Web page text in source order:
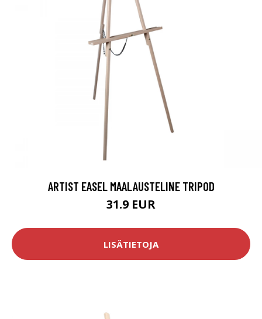
ARTIST EASEL MAALAUSTELINE TRIPOD
31.9 EUR
LISÄTIETOJA